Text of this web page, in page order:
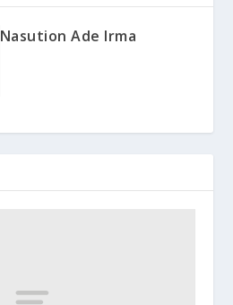
Nasution Ade Irma